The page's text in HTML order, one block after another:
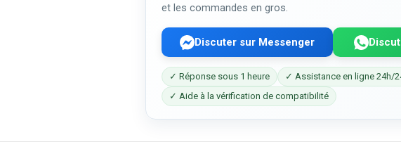
et les commandes en gros.
Discuter sur Messenger
✓ Réponse sous 1 heure
✓ Assistance en ligne 24h/
✓ Aide à la vérification de compatibilité